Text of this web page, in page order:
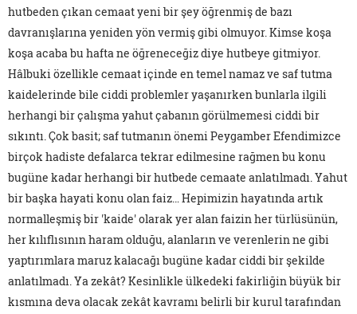
hutbeden çıkan cemaat yeni bir şey öğrenmiş de bazı
davranışlarına yeniden yön vermiş gibi olmuyor. Kimse koşa
koşa acaba bu hafta ne öğreneceğiz diye hutbeye gitmiyor.
Hâlbuki özellikle cemaat içinde en temel namaz ve saf tutma
kaidelerinde bile ciddi problemler yaşanırken bunlarla ilgili
herhangi bir çalışma yahut çabanın görülmemesi ciddi bir
sıkıntı. Çok basit; saf tutmanın önemi Peygamber Efendimizce
birçok hadiste defalarca tekrar edilmesine rağmen bu konu
bugüne kadar herhangi bir hutbede cemaate anlatılmadı. Yahut
bir başka hayati konu olan faiz… Hepimizin hayatında artık
normalleşmiş bir 'kaide' olarak yer alan faizin her türlüsünün,
her kılıflısının haram olduğu, alanların ve verenlerin ne gibi
yaptırımlara maruz kalacağı bugüne kadar ciddi bir şekilde
anlatılmadı. Ya zekât? Kesinlikle ülkedeki fakirliğin büyük bir
kısmına deva olacak zekât kavramı belirli bir kurul tarafından